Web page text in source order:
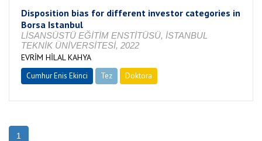
Disposition bias for different investor categories in
Borsa Istanbul
LİSANSÜSTÜ EĞİTİM ENSTİTÜSÜ, İSTANBUL
TEKNİK ÜNİVERSİTESİ, 2022
EVRİM HİLAL KAHYA
Cumhur Enis Ekinci Tez Doktora
1